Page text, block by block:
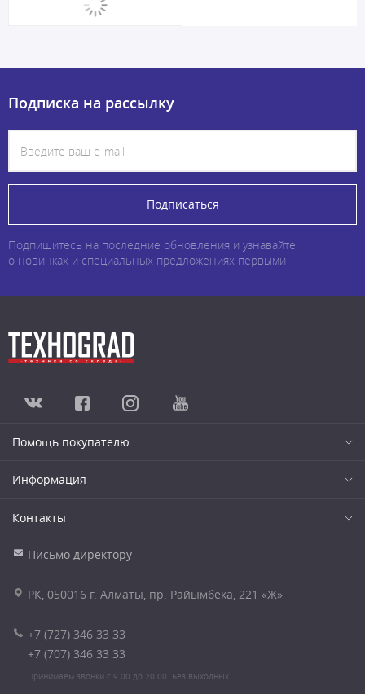
Подписка на рассылку
Подписаться
Подпишитесь на последние обновления и узнавайте
о новинках и специальных предложениях первыми
Помощь покупателю
Информация
Контакты
Письмо директору
РК, 050016 г. Алматы, пр. Райымбека, 221 «Ж»
+7 (727) 346 33 33
+7 (707) 346 33 33
Принимаем звонки с 9.00 до 20.00. Без выходных.